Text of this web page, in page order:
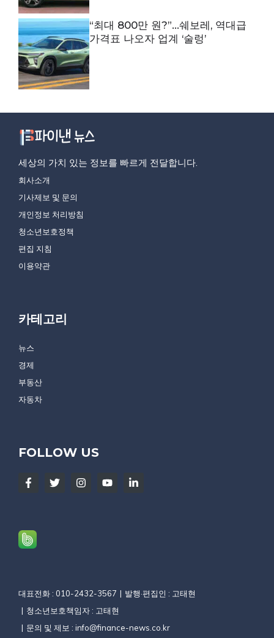
“최대 800만 원?”…쉐보레, 역대급
가격표 나오자 업계 ‘술렁’
세상의 가치 있는 정보를 빠르게 전달합니다.
회사소개
기사제보 및 문의
개인정보 처리방침
청소년보호정책
편집 지침
이용약관
카테고리
뉴스
경제
부동산
자동차
FOLLOW US
대표전화 : 010-2432-3567
발행·편집인 : 고태현
청소년보호책임자 : 고태현
문의 및 제보 : info@finance-news.co.kr